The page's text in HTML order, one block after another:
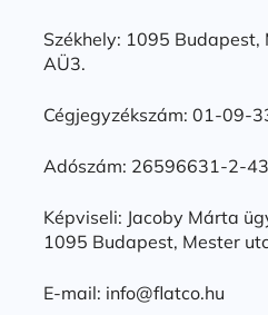
Székhely: 1095
AÜ3.
Cégjegyzékszám: 01-09-
Adószám: 26596631-2-43
Képviseli: Jacoby Márta
1095 Budapest, Mester
E-mail: info@flatco.hu